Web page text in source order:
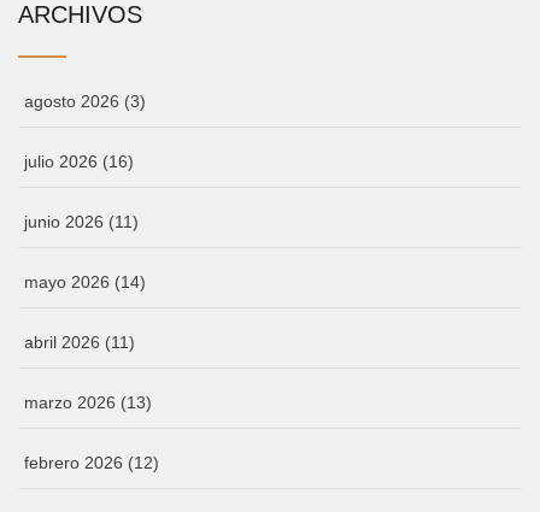
ARCHIVOS
agosto 2026 (3)
julio 2026 (16)
junio 2026 (11)
mayo 2026 (14)
abril 2026 (11)
marzo 2026 (13)
febrero 2026 (12)